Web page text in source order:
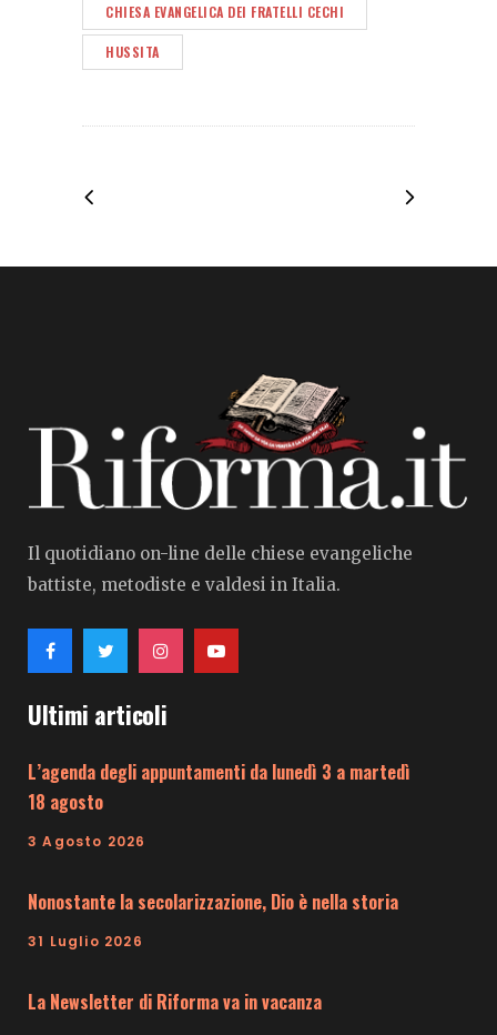
CHIESA EVANGELICA DEI FRATELLI CECHI
HUSSITA
Il quotidiano on-line delle chiese evangeliche
battiste, metodiste e valdesi in Italia.
Ultimi articoli
L’agenda degli appuntamenti da lunedì 3 a martedì
18 agosto
3 Agosto 2026
Nonostante la secolarizzazione, Dio è nella storia
31 Luglio 2026
La Newsletter di Riforma va in vacanza